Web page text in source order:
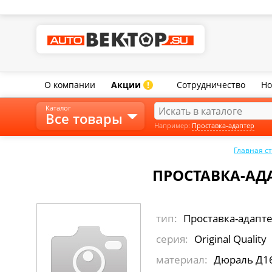
О компании Акции ! Сотрудничество
Главная
ПРОСТАВКА-
тип: Проставка-
серия: Original Quality
материал: Дюраль
Каталог
Все товары Например: Проставка-адаптер